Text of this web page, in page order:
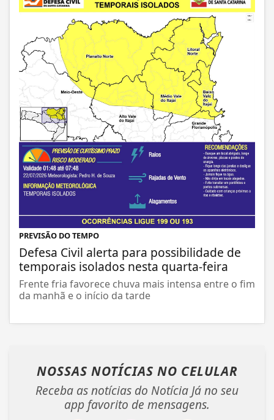
PREVISÃO DO TEMPO
Defesa Civil alerta para possibilidade de
temporais isolados nesta quarta-feira
Frente fria favorece chuva mais intensa entre o fim
da manhã e o início da tarde
NOSSAS NOTÍCIAS NO CELULAR
Receba as notícias do Notícia Já no seu
app favorito de mensagens.